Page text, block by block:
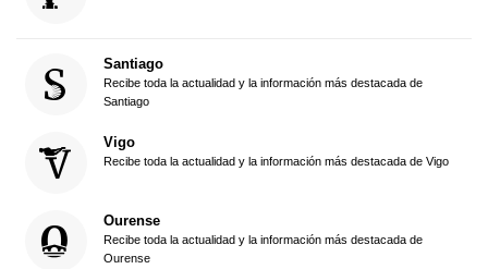
Santiago
Recibe toda la actualidad y la información más destacada de
Santiago
Vigo
Recibe toda la actualidad y la información más destacada de Vigo
Ourense
Recibe toda la actualidad y la información más destacada de
Ourense